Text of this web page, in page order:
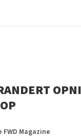
FWD Magazine